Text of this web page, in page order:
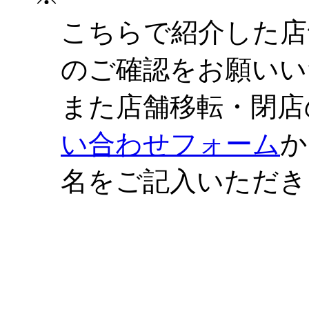
こちらで紹介した
のご確認をお願い
また店舗移転・閉
い合わせフォーム
名をご記入いただ